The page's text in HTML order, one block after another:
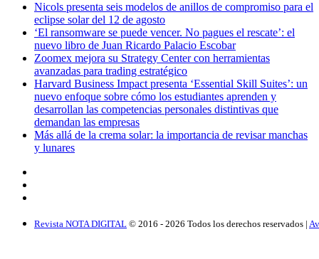
Nicols presenta seis modelos de anillos de compromiso para el
eclipse solar del 12 de agosto
‘El ransomware se puede vencer. No pagues el rescate’: el
nuevo libro de Juan Ricardo Palacio Escobar
Zoomex mejora su Strategy Center con herramientas
avanzadas para trading estratégico
Harvard Business Impact presenta ‘Essential Skill Suites’: un
nuevo enfoque sobre cómo los estudiantes aprenden y
desarrollan las competencias personales distintivas que
demandan las empresas
Más allá de la crema solar: la importancia de revisar manchas
y lunares
Revista NOTA DIGITAL © 2016 - 2026 Todos los derechos reservados |